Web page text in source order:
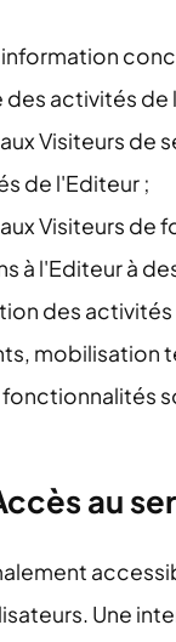
des activités de
Visiteurs de
de l'Editeur ;
Visiteurs de
à l'Editeur à
des
mobilisation
fonctionnalités
au
Une